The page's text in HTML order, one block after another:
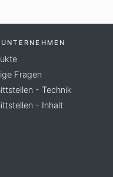
Fragen
- Technik
- Inhalt